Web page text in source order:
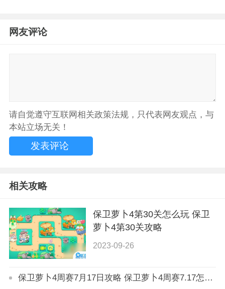
网友评论
请自觉遵守互联网相关政策法规，只代表网友观点，与
本站立场无关！
相关攻略
保卫萝卜4第30关怎么玩 保卫
萝卜4第30关攻略
2023-09-26
保卫萝卜4周赛7月17日攻略 保卫萝卜4周赛7.17怎么玩